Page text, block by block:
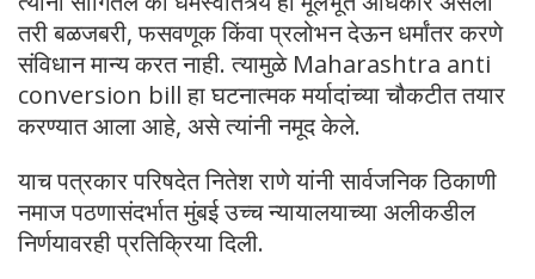
तरी बळजबरी, फसवणूक किंवा प्रलोभन देऊन धर्मांतर करणे
संविधान मान्य करत नाही. त्यामुळे Maharashtra anti
conversion bill हा घटनात्मक मर्यादांच्या चौकटीत तयार
करण्यात आला आहे, असे त्यांनी नमूद केले.
याच पत्रकार परिषदेत नितेश राणे यांनी सार्वजनिक ठिकाणी
नमाज पठणासंदर्भात मुंबई उच्च न्यायालयाच्या अलीकडील
निर्णयावरही प्रतिक्रिया दिली.